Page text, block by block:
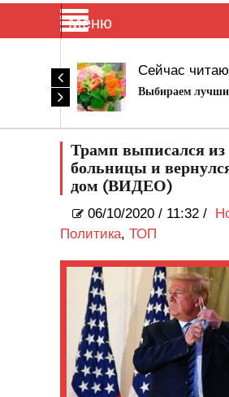
Меню
Сейчас
Выбираем
Трамп выписался из
больницы и
дом (ВИДЕО)
06/10/2020 / 11:32 /
Политика, ТОП